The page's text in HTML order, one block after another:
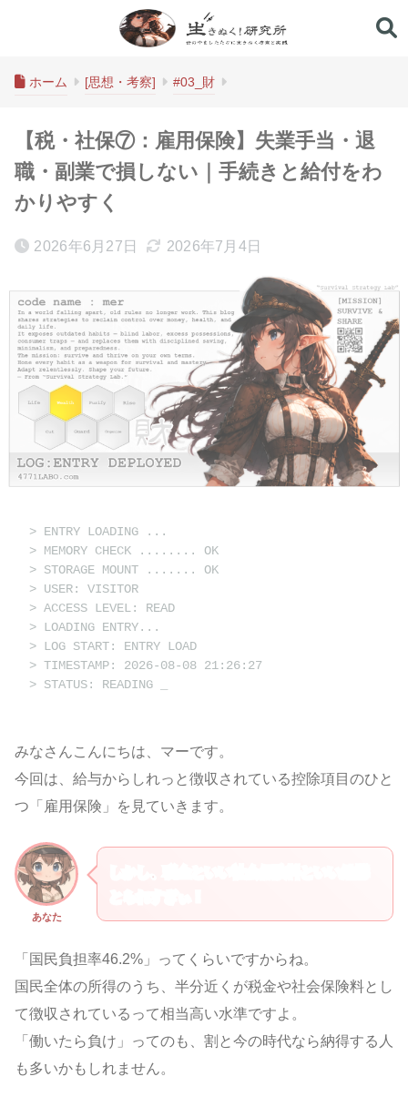
ホーム [思想・考察] #03_財
【税・社保⑦：雇用保険】失業手当・退
職・副業で損しない｜手続きと給付をわ
かりやすく
2026年6月27日 2026年7月4日
> ENTRY LOADING ...
> MEMORY CHECK ........ OK
> STORAGE MOUNT ....... OK
> USER: VISITOR
> ACCESS LEVEL: READ
> LOADING ENTRY...
> LOG START: ENTRY LOAD
> TIMESTAMP: 2026-08-08 21:26:27
> STATUS: READING
みなさんこんにちは、マーです。
今回は、給与からしれっと徴収されている控除項目のひと
つ「雇用保険」を見ていきます。
あなた
「国民負担率46.2%」ってくらいですからね。
国民全体の所得のうち、半分近くが税金や社会保険料とし
て徴収されているって相当高い水準ですよ。
「働いたら負け」ってのも、割と今の時代なら納得する人
も多いかもしれません。